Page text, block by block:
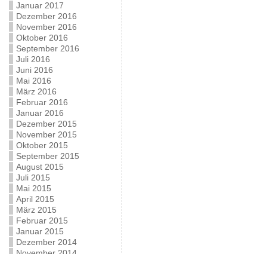
Januar 2017
Dezember 2016
November 2016
Oktober 2016
September 2016
Juli 2016
Juni 2016
Mai 2016
März 2016
Februar 2016
Januar 2016
Dezember 2015
November 2015
Oktober 2015
September 2015
August 2015
Juli 2015
Mai 2015
April 2015
März 2015
Februar 2015
Januar 2015
Dezember 2014